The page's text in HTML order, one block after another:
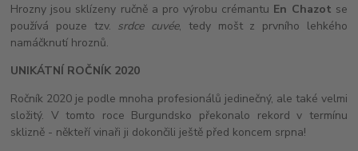
Hrozny jsou sklízeny ručně a pro výrobu crémantu En Chazot se
používá pouze tzv. srdce cuvée, tedy mošt z prvního lehkého
namáčknutí hroznů.
UNIKÁTNÍ ROČNÍK 2020
Ročník 2020 je podle mnoha profesionálů jedinečný, ale také velmi
složitý. V tomto roce Burgundsko překonalo rekord v termínu
sklizně - někteří vinaři ji dokončili ještě před koncem srpna!